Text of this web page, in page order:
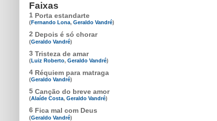
Faixas
1 Porta estandarte
(Fernando Lona, Geraldo Vandré)
2 Depois é só chorar
(Geraldo Vandré)
3 Tristeza de amar
(Luiz Roberto, Geraldo Vandré)
4 Réquiem para matraga
(Geraldo Vandré)
5 Canção do breve amor
(Alaíde Costa, Geraldo Vandré)
6 Fica mal com Deus
(Geraldo Vandré)